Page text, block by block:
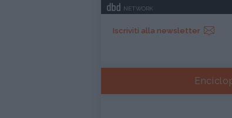
NETWORK
Iscriviti alla newsletter